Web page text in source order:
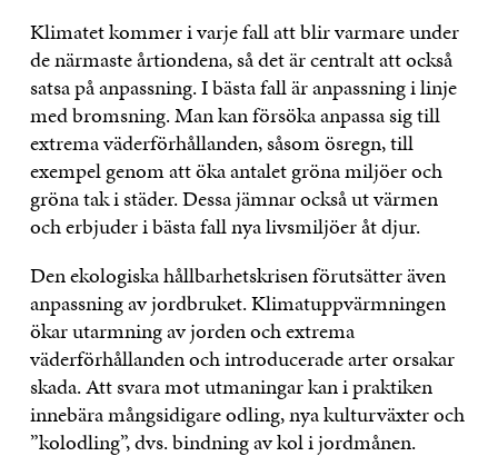
Klimatet kommer i varje fall att blir varmare under
de närmaste årtiondena, så det är centralt att också
satsa på anpassning. I bästa fall är anpassning i linje
med bromsning. Man kan försöka anpassa sig till
extrema väderförhållanden, såsom ösregn, till
exempel genom att öka antalet gröna miljöer och
gröna tak i städer. Dessa jämnar också ut värmen
och erbjuder i bästa fall nya livsmiljöer åt djur.
Den ekologiska hållbarhetskrisen förutsätter även
anpassning av jordbruket. Klimatuppvärmningen
ökar utarmning av jorden och extrema
väderförhållanden och introducerade arter orsakar
skada. Att svara mot utmaningar kan i praktiken
innebära mångsidigare odling, nya kulturväxter och
”kolodling”, dvs. bindning av kol i jordmånen.